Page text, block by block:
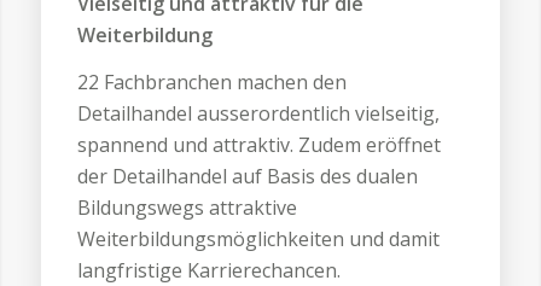
Weiterbildung
22 Fachbranchen machen den
Detailhandel ausserordentlich vielseitig,
spannend und attraktiv. Zudem eröffnet
der Detailhandel auf Basis des dualen
Bildungswegs attraktive
Weiterbildungsmöglichkeiten und damit
langfristige Karrierechancen.